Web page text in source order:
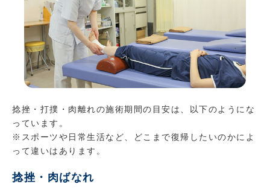
捻挫・打撲・肉離れの施術期間の目安は、以下のようにな
っています。
※スポーツや日常生活など、どこまで復帰したいのかによ
って違いはあります。
捻挫・肉ばなれ